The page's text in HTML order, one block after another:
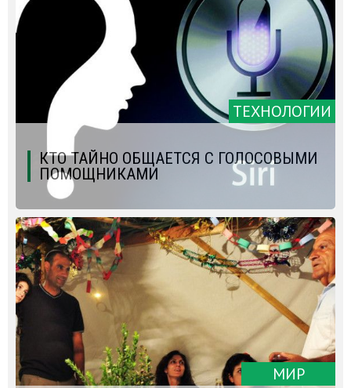
ТЕХНОЛОГИИ
КТО ТАЙНО ОБЩАЕТСЯ С ГОЛОСОВЫМИ
ПОМОЩНИКАМИ
МИР